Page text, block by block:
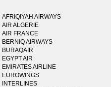
AFRIQIYAH AIRWAYS
AIR ALGERIE
AIR FRANCE
BERNIQ AIRWAYS
BURAQAIR
EGYPT AIR
EMIRATES AIRLINE
EUROWINGS
INTERLINES